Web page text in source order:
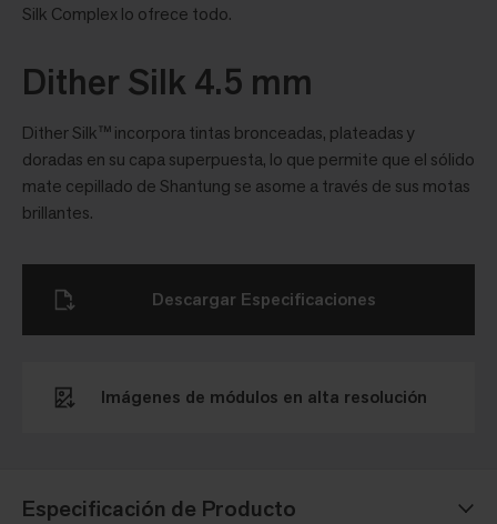
Silk Complex lo ofrece todo.
Dither Silk 4.5 mm
Dither Silk™ incorpora tintas bronceadas, plateadas y
doradas en su capa superpuesta, lo que permite que el sólido
mate cepillado de Shantung se asome a través de sus motas
brillantes.
Especificación de Producto
Imágenes de módulos en alta resolución
Descargar Especificaciones